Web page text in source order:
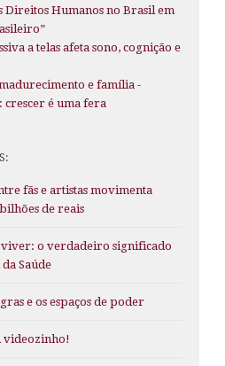
Direitos Humanos no Brasil em
a telas afeta sono, cognição e
e família -
crescer é uma fera
fãs e artistas movimenta
de reais
o verdadeiro significado
Saúde
e os espaços de poder
videozinho!